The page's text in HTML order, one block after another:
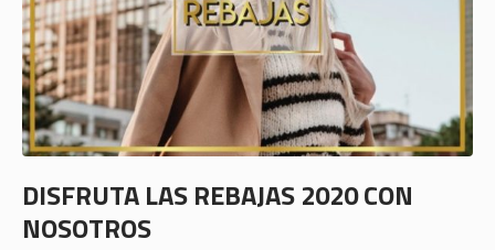
DISFRUTA LAS REBAJAS 2020 CON
NOSOTROS